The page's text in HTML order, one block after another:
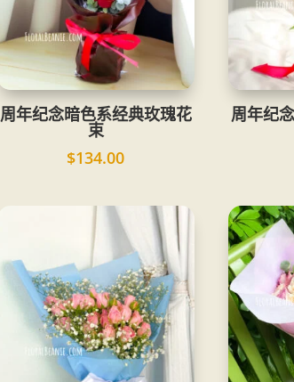
周年纪念暗色系经典玫瑰花
束
$134.00
周年纪